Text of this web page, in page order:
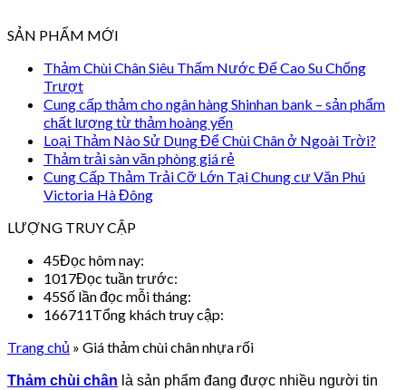
SẢN PHẨM MỚI
Thảm Chùi Chân Siêu Thấm Nước Đế Cao Su Chống
Trượt
Cung cấp thảm cho ngân hàng Shinhan bank – sản phẩm
chất lượng từ thảm hoàng yến
Loại Thảm Nào Sử Dụng Để Chùi Chân ở Ngoài Trời?
Thảm trải sàn văn phòng giá rẻ
Cung Cấp Thảm Trải Cỡ Lớn Tại Chung cư Văn Phú
Victoria Hà Đông
LƯỢNG TRUY CẬP
45Đọc hôm nay:
1017Đọc tuần trước:
45Số lần đọc mỗi tháng:
166711Tổng khách truy cập:
Trang chủ » Giá thảm chùi chân nhựa rối
Thảm chùi chân là sản phẩm đang được nhiều người tin